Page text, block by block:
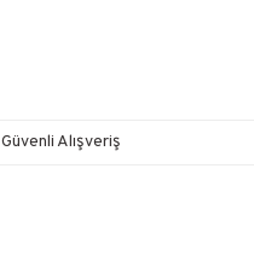
Güvenli Alışveriş